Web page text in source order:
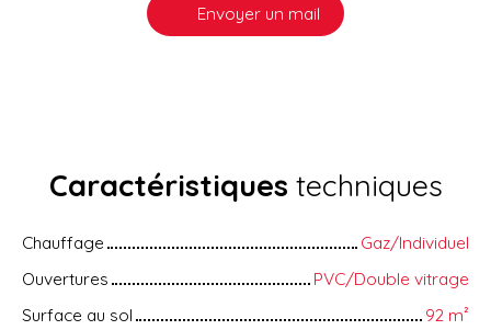
Envoyer un mail
Caractéristiques techniques
Chauffage
Gaz/Individuel
Ouvertures
PVC/Double vitrage
Surface au sol
92 m²